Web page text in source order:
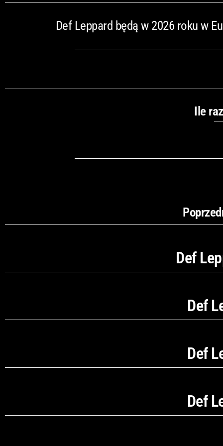
Def Leppard będą w 2026 roku w
Ile
Def
Def
Def
Def